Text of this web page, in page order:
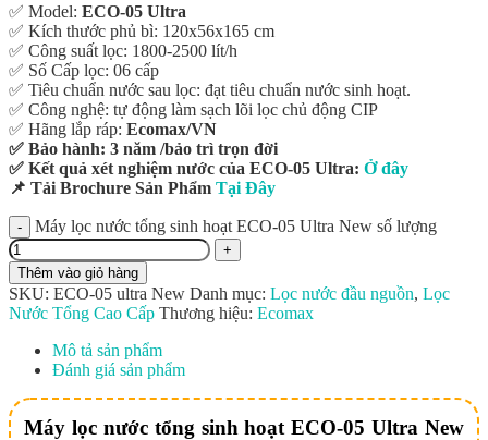
✅ Model: ECO-05 Ultra
✅ Kích thước phủ bì: 120x56x165 cm
✅ Công suất lọc: 1800-2500 lít/h
✅ Số Cấp lọc: 06 cấp
✅ Tiêu chuẩn nước sau lọc: đạt tiêu chuẩn nước sinh hoạt.
✅ Công nghệ: tự động làm sạch lõi lọc chủ động CIP
✅ Hãng lắp ráp: Ecomax/VN
✅ Bảo hành: 3 năm /bảo trì trọn đời
✅ Kết quả xét nghiệm nước của ECO-05 Ultra: Ở đây
📌 Tải Brochure Sản Phẩm Tại Đây
Máy lọc nước tổng sinh hoạt ECO-05 Ultra New số lượng
Thêm vào giỏ hàng
SKU: ECO-05 ultra New Danh mục: Lọc nước đầu nguồn, Lọc
Nước Tổng Cao Cấp Thương hiệu: Ecomax
Mô tả sản phẩm
Đánh giá sản phẩm
Máy lọc nước tổng sinh hoạt ECO-05 Ultra New